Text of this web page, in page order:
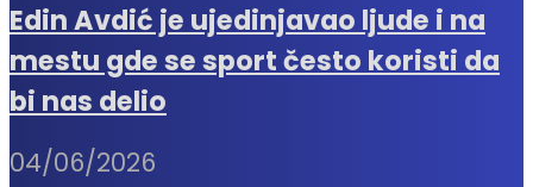
Edin Avdić je ujedinjavao ljude i na
mestu gde se sport često koristi da
bi nas delio
04/06/2026